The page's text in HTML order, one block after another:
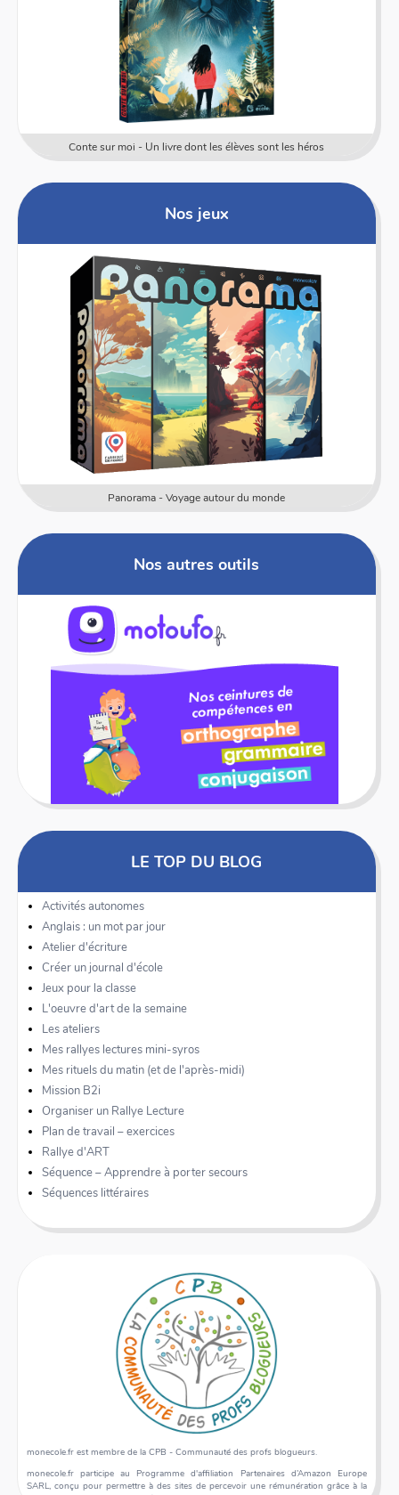
Conte sur moi - Un livre dont les élèves sont les héros
Nos jeux
Panorama - Voyage autour du monde
Nos autres outils
LE TOP DU BLOG
Activités autonomes
Anglais : un mot par jour
Atelier d'écriture
Créer un journal d'école
Jeux pour la classe
L'oeuvre d'art de la semaine
Les ateliers
Mes rallyes lectures mini-syros
Mes rituels du matin (et de l'après-midi)
Mission B2i
Organiser un Rallye Lecture
Plan de travail – exercices
Rallye d'ART
Séquence – Apprendre à porter secours
Séquences littéraires
monecole.fr est membre de la CPB - Communauté des profs blogueurs.
monecole.fr participe au Programme d'affiliation Partenaires d’Amazon Europe
SARL, conçu pour permettre à des sites de percevoir une rémunération grâce à la